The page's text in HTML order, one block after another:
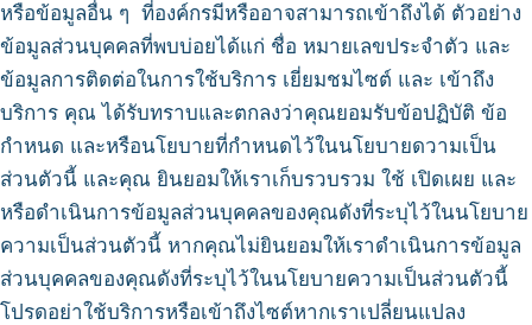
หรือข้อมูลอื่น ๆ ที่องค์กรมีหรืออาจสามารถเข้าถึงได้ ตัวอย่าง
ข้อมูลส่วนบุคคลที่พบบ่อยได้แก่ ชื่อ หมายเลขประจำตัว และ
ข้อมูลการติดต่อในการใช้บริการ เยี่ยมชมไซต์ และ เข้าถึง
บริการ คุณ ได้รับทราบและตกลงว่าคุณยอมรับข้อปฏิบัติ ข้อ
กำหนด และหรือนโยบายที่กำหนดไว้ในนโยบายดวามเป็น
ส่วนตัวนี้ และคุณ ยินยอมให้เราเก็บรวบรวม ใช้ เปิดเผย และ
หรือดำเนินการข้อมูลส่วนบุคคลของคุณดังที่ระบุไว้ในนโยบาย
ความเป็นส่วนตัวนี้ หากคุณไม่ยินยอมให้เราดำเนินการข้อมูล
ส่วนบุคคลของคุณดังที่ระบุไว้ในนโยบายความเป็นส่วนตัวนี้
โปรดอย่าใช้บริการหรือเข้าถึงไซต์หากเราเปลี่ยนแปลง